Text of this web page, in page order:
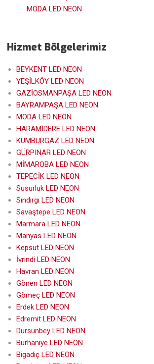
MODA LED NEON
Hizmet Bölgelerimiz
BEYKENT LED NEON
YEŞİLKÖY LED NEON
GAZİOSMANPAŞA LED NEON
BAYRAMPAŞA LED NEON
MODA LED NEON
HARAMİDERE LED NEON
KUMBURGAZ LED NEON
GÜRPINAR LED NEON
MİMAROBA LED NEON
TEPECİK LED NEON
Susurluk LED NEON
Sındırgı LED NEON
Savaştepe LED NEON
Marmara LED NEON
Manyas LED NEON
Kepsut LED NEON
İvrindi LED NEON
Havran LED NEON
Gönen LED NEON
Gömeç LED NEON
Erdek LED NEON
Edremit LED NEON
Dursunbey LED NEON
Burhaniye LED NEON
Bigadiç LED NEON